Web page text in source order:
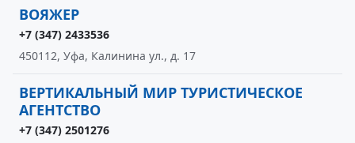
ВОЯЖЕР
+7 (347) 2433536
450112, Уфа, Калинина ул., д. 17
ВЕРТИКАЛЬНЫЙ МИР ТУРИСТИЧЕСКОЕ
АГЕНТСТВО
+7 (347) 2501276